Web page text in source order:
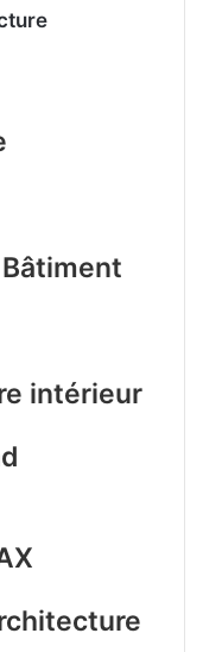
intérieur